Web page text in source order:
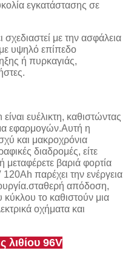
εγκατάστασης σε
σχεδιαστεί με την ασφάλεια
υψηλό επίπεδο
ή πυρκαγιάς,
ευέλικτη, καθιστώντας
εφαρμογών.Αυτή η
και μακροχρόνια
διαδρομές, είτε
μεταφέρετε βαριά φορτία
παρέχει την ενέργεια
απόδοση,
κύκλου το καθιστούν μια
οχήματα και
λιθίου 96V